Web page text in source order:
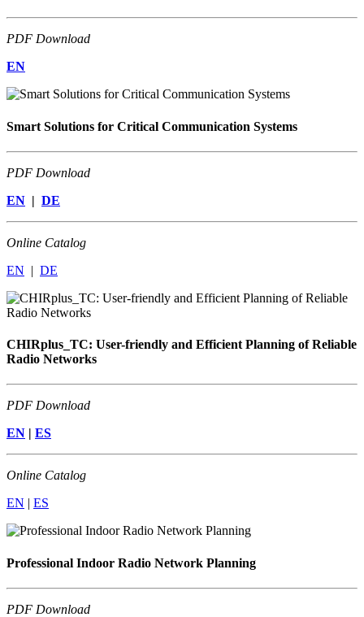
PDF Download
EN
Smart Solutions for Critical Communication Systems
PDF Download
EN | DE
Online Catalog
EN | DE
CHIRplus_TC: User-friendly and Efficient Planning of Reliable
Radio Networks
PDF Download
EN | ES
Online Catalog
EN | ES
Professional Indoor Radio Network Planning
PDF Download